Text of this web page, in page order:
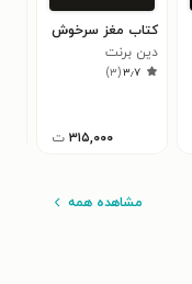
کتاب مغز سرخوش
دین برنت
۳٫۷(۳)
۳۱۵,۰۰۰ ت
مشاهده همه